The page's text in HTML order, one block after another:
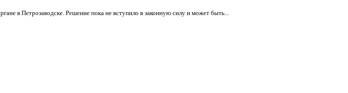
в Петрозаводске. Решение пока не вступило в законную силу и может быть...